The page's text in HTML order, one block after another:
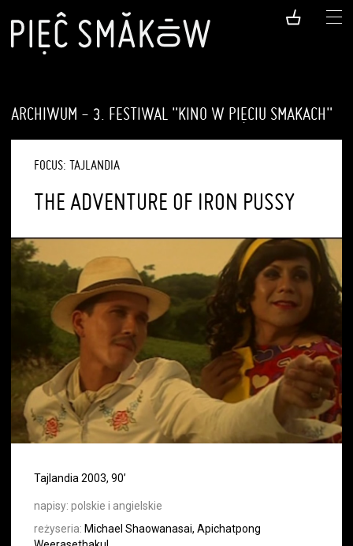
ARCHIWUM - 3. FESTIWAL "KINO W PIĘCIU SMAKACH"
FOCUS: TAJLANDIA
THE ADVENTURE OF IRON PUSSY
Tajlandia 2003, 90’
napisy: polskie i angielskie
reżyseria: Michael Shaowanasai, Apichatpong